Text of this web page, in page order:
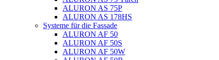
ALURON AS 75P
ALURON AS 178HS
Systeme für die Fassade
ALURON AF 50
ALURON AF 50S
ALURON AF 50W